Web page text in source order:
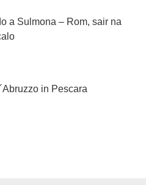
a Sulmona – Rom, sair na
in Pescara